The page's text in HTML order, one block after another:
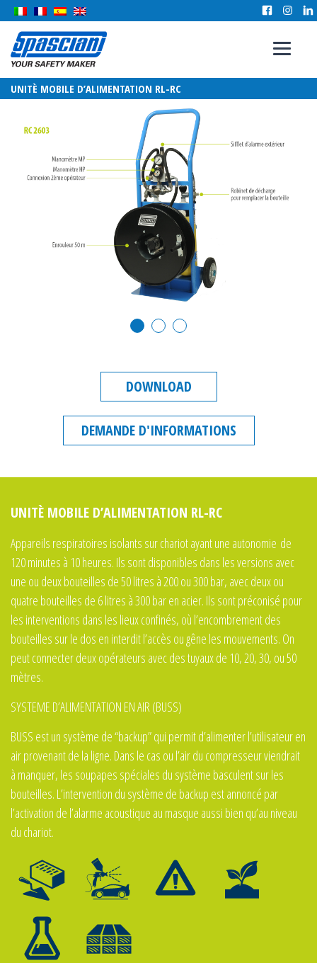
UNITÈ MOBILE D’ALIMENTATION RL-RC
DOWNLOAD
DEMANDE D'INFORMATIONS
UNITÈ MOBILE D’ALIMENTATION RL-RC
Appareils respiratoires isolants sur chariotayant une autonomie de
120 minutes à 10 heures. Ils sont disponibles dans les versions avec
une ou deux bouteilles de 50 litres à 200 ou 300 bar, avec deux ou
quatre bouteilles de 6 litres à 300 bar en acier. Ils sont préconisé pour
les interventions dans les lieux confinés, où l’encombrement des
bouteilles sur le dos en interdit l’accès ou gêne les mouvements. On
peut connecter deux opérateurs avec des tuyaux de 10, 20, 30, ou 50
mètres.
SYSTEME D’ALIMENTATION EN AIR (BUSS)
BUSS est un système de “backup” qui permit d’alimenter l’utilisateur en
air provenant de la ligne. Dans le cas ou l’air du compresseur viendrait
à manquer, les soupapes spéciales du système basculent sur les
bouteilles. L’intervention du système de backup est annoncé par
l’activation de l’alarme acoustique au masque aussi bien qu’au niveau
du chariot.